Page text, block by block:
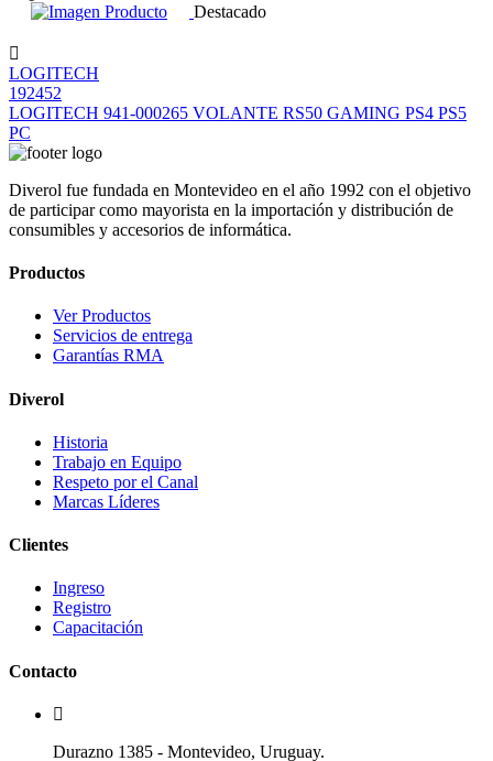
Destacado
LOGITECH
192452
LOGITECH 941-000265 VOLANTE RS50 GAMING PS4 PS5
PC
Diverol fue fundada en Montevideo en el año 1992 con el objetivo
de participar como mayorista en la importación y distribución de
consumibles y accesorios de informática.
Productos
Ver Productos
Servicios de entrega
Garantías RMA
Diverol
Historia
Trabajo en Equipo
Respeto por el Canal
Marcas Líderes
Clientes
Ingreso
Registro
Capacitación
Contacto
Durazno 1385 - Montevideo, Uruguay.